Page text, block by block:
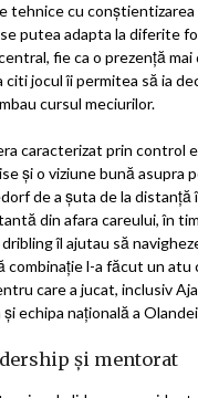
tehnice cu conștientizarea
putea adapta la diferite
fie ca o prezență
citi jocul îi permitea să ia
cursul meciurilor.
caracterizat prin control
și o viziune bună asupra
de a șuta de la distanță
din afara careului, în
îl ajutau să
combinație l-a făcut un atu
care a jucat, inclusiv
echipa națională a
și mentorat